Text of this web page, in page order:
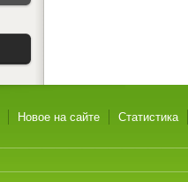
Новое на сайте Статистика